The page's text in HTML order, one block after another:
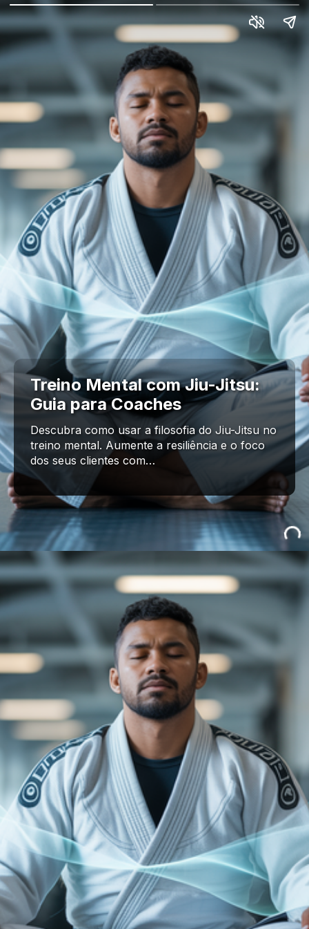
Treino Mental com Jiu-Jitsu:
Guia para Coaches
Descubra como usar a filosofia do Jiu-Jitsu no
treino mental. Aumente a resiliência e o foco
dos seus clientes com…